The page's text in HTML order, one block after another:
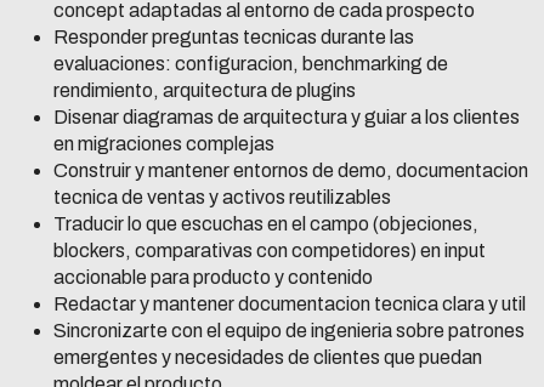
concept adaptadas al entorno de cada prospecto
Responder preguntas tecnicas durante las
evaluaciones: configuracion, benchmarking de
rendimiento, arquitectura de plugins
Disenar diagramas de arquitectura y guiar a los clientes
en migraciones complejas
Construir y mantener entornos de demo, documentacion
tecnica de ventas y activos reutilizables
Traducir lo que escuchas en el campo (objeciones,
blockers, comparativas con competidores) en input
accionable para producto y contenido
Redactar y mantener documentacion tecnica clara y util
Sincronizarte con el equipo de ingenieria sobre patrones
emergentes y necesidades de clientes que puedan